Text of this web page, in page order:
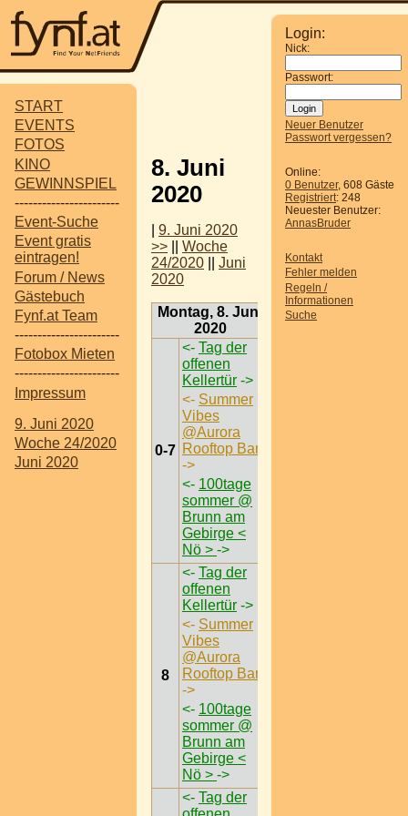
START
EVENTS
FOTOS
KINO
GEWINNSPIEL
-----------------------
Event-Suche
Event gratis
eintragen!
Forum / News
Gästebuch
Fynf.at Team
-----------------------
Fotobox Mieten
-----------------------
Impressum
9. Juni 2020
Woche 24/2020
Juni 2020
Login:
Nick:
Passwort:
Neuer Benutzer
Passwort vergessen?
Online:
0 Benutzer, 608 Gäste
Registriert: 248
Neuester Benutzer:
AnnasBruder
Kontakt
Fehler melden
Regeln /
Informationen
Suche
8. Juni
2020
9. Juni 2020
>>
Woche
24/2020
Juni
2020
Montag, 8. Juni
2020
0-7
<- Tag der
offenen
Kellertür ->
<- Summer
Vibes
@Aurora
Rooftop Bar
->
<- 100tage
sommer @
Brunn am
Gebirge <
Nö > ->
8
<- Tag der
offenen
Kellertür ->
<- Summer
Vibes
@Aurora
Rooftop Bar
->
<- 100tage
sommer @
Brunn am
Gebirge <
Nö > ->
<- Tag der